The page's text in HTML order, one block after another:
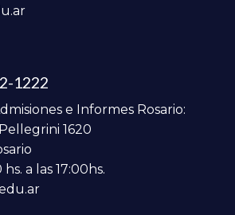
1222
e Informes Rosario:
1620
a las 17:00hs.